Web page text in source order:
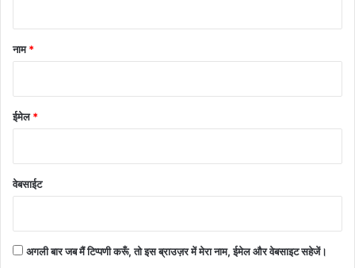
नाम*
ईमेल*
वेबसाईट
अगली बार जब मैं टिप्पणी करूँ, तो इस ब्राउज़र में मेरा नाम, ईमेल और वेबसाइट सहेजें।